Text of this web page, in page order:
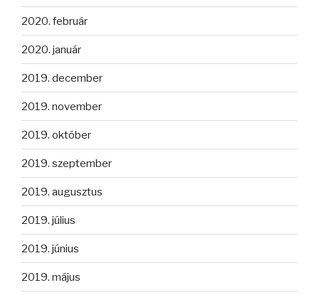
2020. február
2020. január
2019. december
2019. november
2019. október
2019. szeptember
2019. augusztus
2019. július
2019. június
2019. május